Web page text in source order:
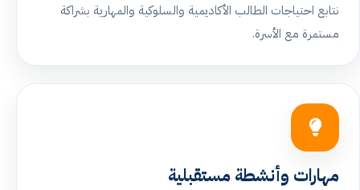
نتابع احتياجات الطالب الأكاديمية والسلوكية والمهارية بشراكة
مستمرة مع الأسرة.
مهارات وأنشطة مستقبلية